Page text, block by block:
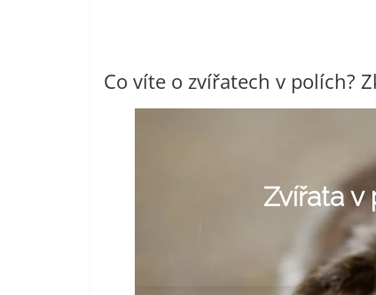
Co víte o zvířatech v polích?